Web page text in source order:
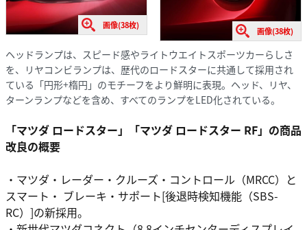
画像(38枚)
画像(38枚)
ヘッドランプは、スピード感やライトウエイトスポーツカーらしさ
を、リヤコンビランプは、歴代のロードスターに共通して採用され
ている「円形+楕円」のモチーフをより鮮明に表現。ヘッド、リヤ、
ターンランプなどを含め、すべてのランプをLED化されている。
「マツダ ロードスター」「マツダ ロードスター RF」の商品
改良の概要
・マツダ・レーダー・クルーズ・コントロール（MRCC）と
スマート・ ブレーキ・サポート[後退時検知機能（SBS-
RC）]の新採用。